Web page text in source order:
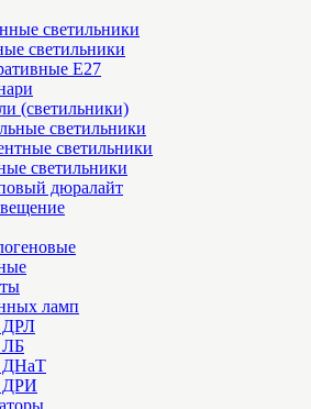
светильники
светильники
Е27
(светильники)
светильники
светильники
светильники
дюралайт
ламп
ДРЛ
ЛБ
ДНаТ
ДРИ